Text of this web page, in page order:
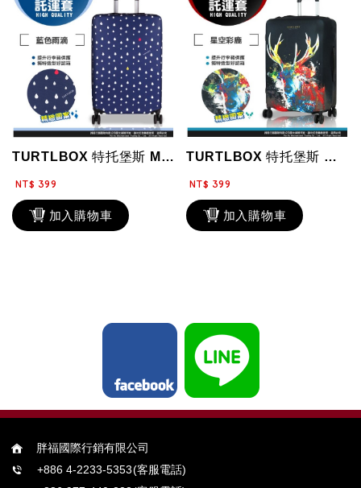
TURTLBOX 特托堡斯 M號 行李箱防塵套 彈性潛水布 託運套 設計款 韓風...
NT$ 399
加入購物車
TURTLBOX 特托堡斯 彈性託運套 多種款式 精緻圖案 保護套 M號 旅行箱...
NT$ 399
加入購物車
胖福國際行銷有限公司
+886 4-2233-5353(客服電話)